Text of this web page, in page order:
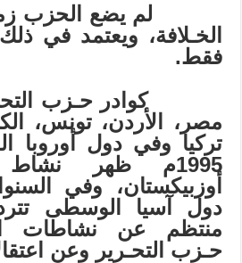
لم يضع الحزب زمناً
الخـلافة، ويعتمد في
فقط.
كوادر حـزب
مصر، الأردن، تونس،
تركيا وفي دول أوروبا
1995م ظهر
أوزبيكستان، وفي
دول آسيا الوسطى
منتظم عن نشاطات
حـزب التحـرير وعن